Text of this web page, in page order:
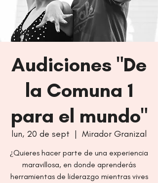
Audiciones "De
la Comuna 1
para el mundo"
lun, 20 de sept
  |
Mirador Granizal
¿Quieres hacer parte de una experiencia
maravillosa, en donde aprenderás
herramientas de liderazgo mientras vives